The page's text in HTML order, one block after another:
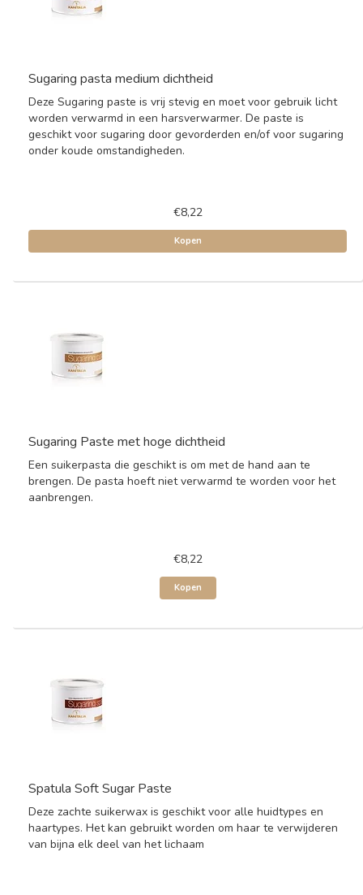
Sugaring pasta medium dichtheid
Deze Sugaring paste is vrij stevig en moet voor gebruik licht
worden verwarmd in een harsverwarmer. De paste is
geschikt voor sugaring door gevorderden en/of voor sugaring
onder koude omstandigheden.
€8,22
Kopen
Sugaring Paste met hoge dichtheid
Een suikerpasta die geschikt is om met de hand aan te
brengen. De pasta hoeft niet verwarmd te worden voor het
aanbrengen.
€8,22
Kopen
Spatula Soft Sugar Paste
Deze zachte suikerwax is geschikt voor alle huidtypes en
haartypes. Het kan gebruikt worden om haar te verwijderen
van bijna elk deel van het lichaam